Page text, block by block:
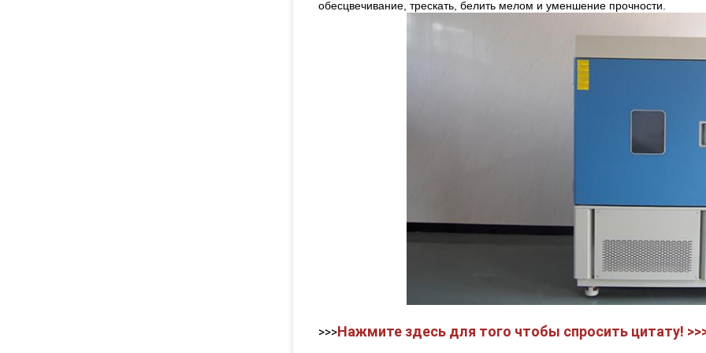
обесцвечивание, трескать, белить мелом и уменшение прочности.
>>>Нажмите здесь для того чтобы спросить цитату!